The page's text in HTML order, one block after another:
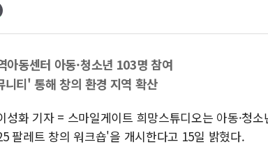
아동센터 아동·청소년 103명 참여
니티' 통해 창의 환경 지역 확산
성화 기자 = 스마일게이트 희망스튜디오는 아동·청
팔레트 창의 워크숍'을 개시한다고 15일 밝혔다.